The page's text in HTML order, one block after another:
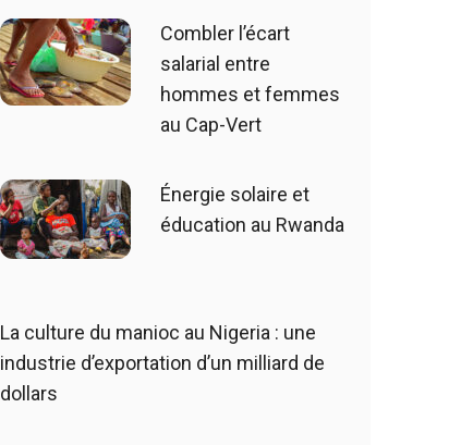
Combler l’écart
salarial entre
hommes et femmes
au Cap-Vert
Énergie solaire et
éducation au Rwanda
La culture du manioc au Nigeria : une
industrie d’exportation d’un milliard de
dollars